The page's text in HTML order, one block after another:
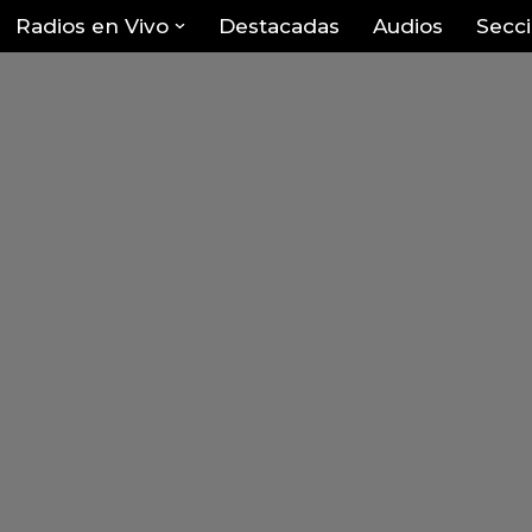
Radios en Vivo Destacadas Audios